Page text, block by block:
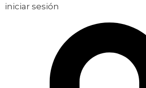
iniciar sesión